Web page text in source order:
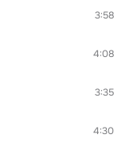
3:58
4:08
3:35
4:30